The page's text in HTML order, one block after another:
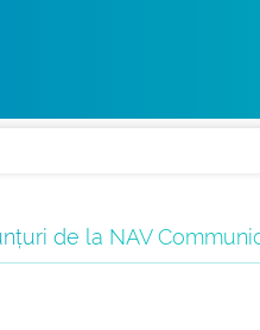
de la NAV